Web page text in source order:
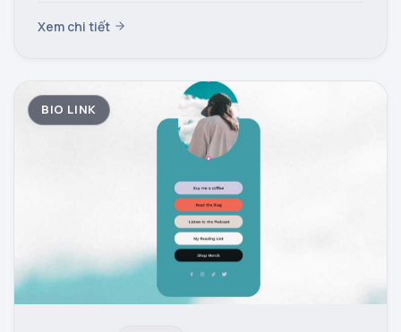
Xem chi tiết
BIO LINK